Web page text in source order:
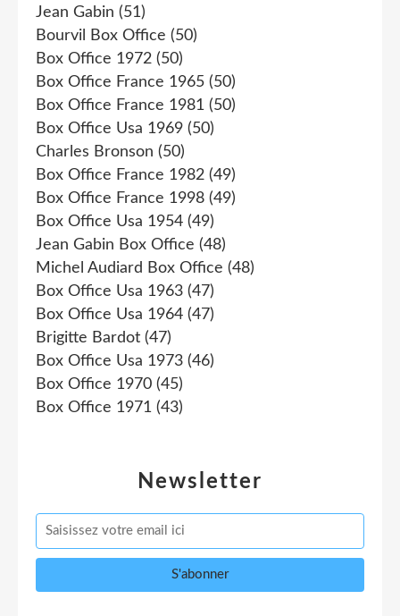
Newsletter
Jean Gabin (51)
Bourvil Box Office (50)
Box Office 1972 (50)
Box Office France 1965 (50)
Box Office France 1981 (50)
Box Office Usa 1969 (50)
Charles Bronson (50)
Box Office France 1982 (49)
Box Office France 1998 (49)
Box Office Usa 1954 (49)
Jean Gabin Box Office (48)
Michel Audiard Box Office (48)
Box Office Usa 1963 (47)
Box Office Usa 1964 (47)
Brigitte Bardot (47)
Box Office Usa 1973 (46)
Box Office 1970 (45)
Box Office 1971 (43)